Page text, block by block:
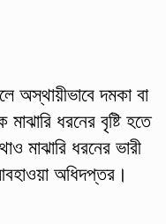
অস্থায়ীভাবে দমকা বা
ধরনের বৃষ্টি হতে
মাঝারি ধরনের ভারী
অধিদপ্তর।